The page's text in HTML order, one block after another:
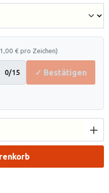
€ pro Zeichen)
0/15 ✓ Bestätigen
gewünschten